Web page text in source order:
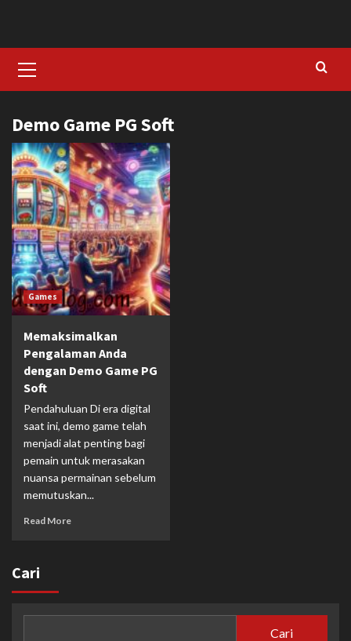
content
Menu
Demo Game PG Soft
Games
Memaksimalkan
Pengalaman Anda
dengan Demo Game PG
Soft
Pendahuluan Di era digital
saat ini, demo game telah
menjadi alat penting bagi
pemain untuk merasakan
nuansa permainan sebelum
memutuskan...
Read More
Cari
Cari